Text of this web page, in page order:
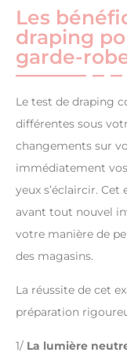
Les
draping
garde-
Le test de draping
différentes sous
changements sur
immédiatement
yeux s’éclaircir.
avant tout nouvel
votre manière de
des magasins.
La réussite de cet
préparation
1/ La lumière